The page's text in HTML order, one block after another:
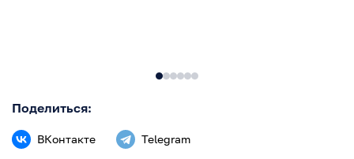
Поделиться:
ВКонтакте Telegram